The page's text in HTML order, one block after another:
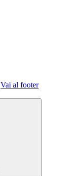
Vai al footer